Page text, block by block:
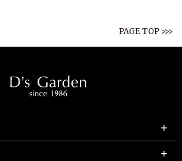
PAGE TOP >>>